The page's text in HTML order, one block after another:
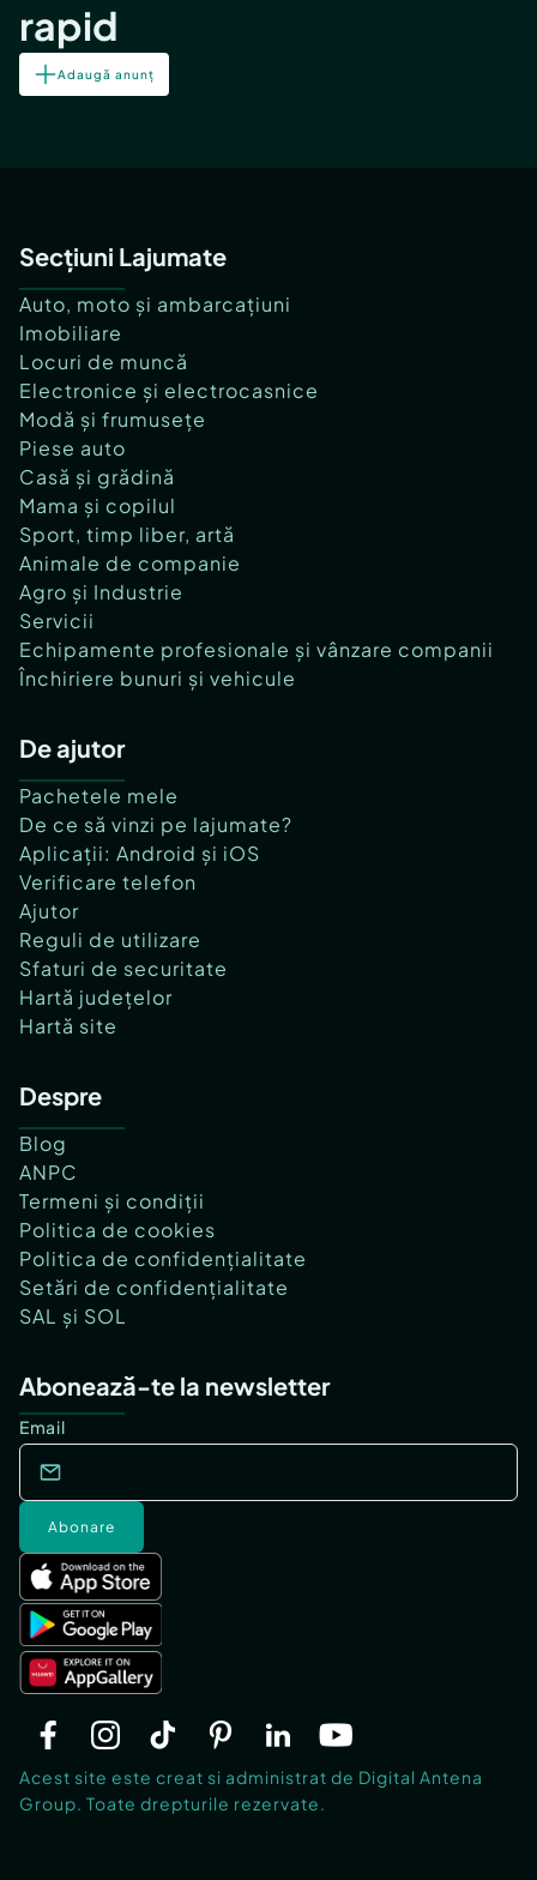
rapid
Adaugă anunț
Secțiuni Lajumate
Auto, moto și ambarcațiuni
Imobiliare
Locuri de muncă
Electronice și electrocasnice
Modă și frumusețe
Piese auto
Casă și grădină
Mama și copilul
Sport, timp liber, artă
Animale de companie
Agro și Industrie
Servicii
Echipamente profesionale și vânzare companii
Închiriere bunuri și vehicule
De ajutor
Pachetele mele
De ce să vinzi pe lajumate?
Aplicații: Android și iOS
Verificare telefon
Ajutor
Reguli de utilizare
Sfaturi de securitate
Hartă județelor
Hartă site
Despre
Blog
ANPC
Termeni și condiții
Politica de cookies
Politica de confidențialitate
Setări de confidențialitate
SAL și SOL
Abonează-te la newsletter
Email
Abonare
Acest site este creat si administrat de Digital Antena
Group. Toate drepturile rezervate.